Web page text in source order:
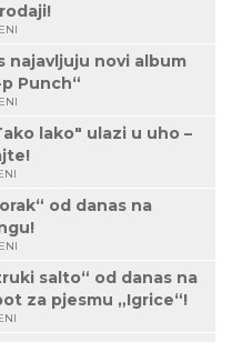
najavljuju novi album
Punch“
lako" ulazi u uho –
od danas na
salto“ od danas na
za pjesmu „Igrice“!